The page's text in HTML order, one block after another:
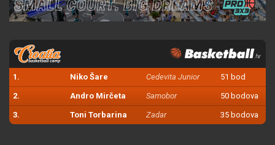
1. Niko Šare Cedevita Junior 51 bod
2. Andro Mirčeta Samobor 50 bodova
3. Toni Torbarina Zadar 35 bodova